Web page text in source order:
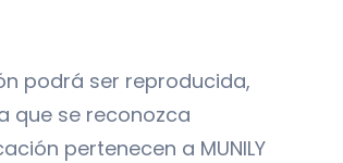
podrá ser reproducida,
que se reconozca
pertenecen a MUNILY